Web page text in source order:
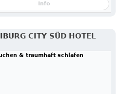
Info
CITY SÜD HOTEL
& traumhaft schlafen